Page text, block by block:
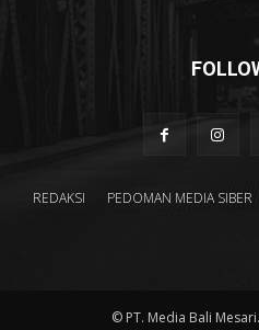
REDAKSI PEDOMAN MEDIA SIBER
© PT. Media Bali